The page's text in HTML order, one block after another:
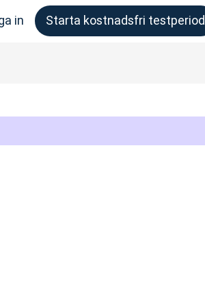
in Starta kostnadsfri testperiod